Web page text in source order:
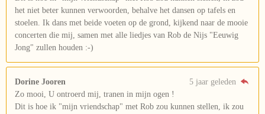
het niet beter kunnen verwoorden, behalve het dansen op tafels en
stoelen. Ik dans met beide voeten op de grond, kijkend naar de mooie
concerten die mij, samen met alle liedjes van Rob de Nijs "Eeuwig
Jong" zullen houden :-)
Dorine Jooren
5 jaar geleden
Zo mooi, U ontroerd mij, tranen in mijn ogen !
Dit is hoe ik "mijn vriendschap" met Rob zou kunnen stellen, ik zou